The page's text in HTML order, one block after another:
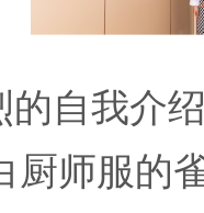
的自我介
厨师服的